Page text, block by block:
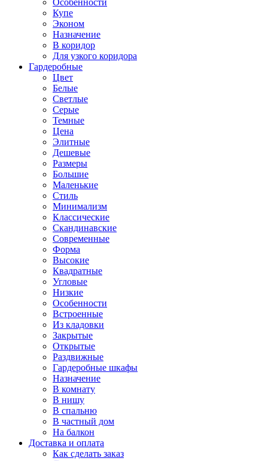
Особенности
Купе
Эконом
Назначение
В коридор
Для узкого коридора
Гардеробные
Цвет
Белые
Светлые
Серые
Темные
Цена
Элитные
Дешевые
Размеры
Большие
Маленькие
Стиль
Минимализм
Классические
Скандинавские
Современные
Форма
Высокие
Квадратные
Угловые
Низкие
Особенности
Встроенные
Из кладовки
Закрытые
Открытые
Раздвижные
Гардеробные шкафы
Назначение
В комнату
В нишу
В спальню
В частный дом
На балкон
Доставка и оплата
Как сделать заказ